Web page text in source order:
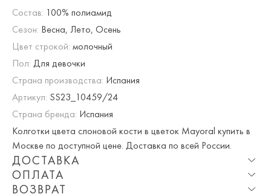
Состав: 100% полиамид
Сезон: Весна, Лето, Осень
Цвет строкой: молочный
Пол: Для девочки
Страна производства: Испания
Артикул: SS23_10459/24
Страна бренда: Испания
Колготки цвета слоновой кости в цветок Mayoral купить в
Москве по доступной цене. Доставка по всей России.
ДОСТАВКА
Опция частичная доставка и примерка доступна для
ОПЛАТА
ВОЗВРАТ